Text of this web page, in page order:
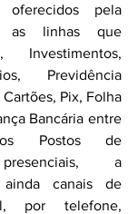
pela
as linhas que
Investimentos,
Previdência
Cartões, Pix, Folha
Bancária entre
Postos de
presenciais, a
ainda canais de
por telefone,